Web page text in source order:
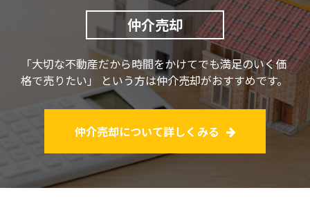
仲介売却
「大切な不動産だから時間をかけてでも満足のいく価
格で売りたい」
という方は仲介売却がおすすめです。
仲介売却について詳しくみる